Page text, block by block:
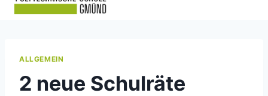
ALLGEMEIN
2 neue Schulräte